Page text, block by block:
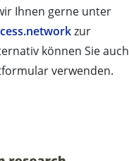
Ihnen gerne unter
zur
können Sie auch
verwenden.